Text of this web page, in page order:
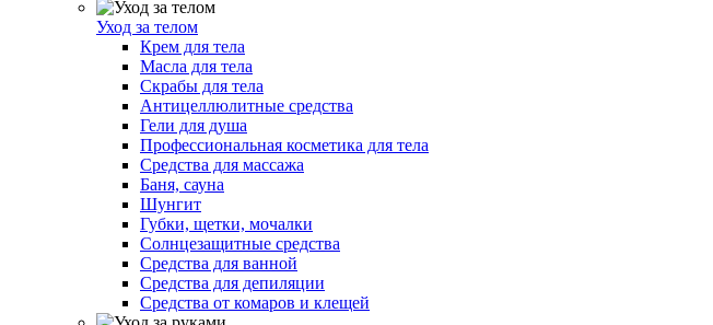
Уход за телом
Крем для тела
Масла для тела
Скрабы для тела
Антицеллюлитные средства
Гели для душа
Профессиональная косметика для тела
Средства для массажа
Баня, сауна
Шунгит
Губки, щетки, мочалки
Солнцезащитные средства
Средства для ванной
Средства для депиляции
Средства от комаров и клещей